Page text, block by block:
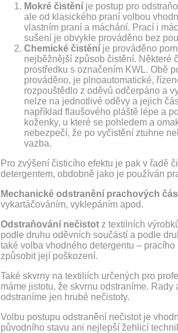
Mokré čistění je postup pro
ale od klasického praní volbou
vlastním praní a máchání. Prací i
sušení je obvykle prováděno bez
Chemické čistění je prováděno
nejběžnější způsob čistění. Některé
prostředku s označením KWL. Obě
prováděno, je plnoautomatické,
rozpouštědlo z oděvů odčerpáno a
nelze na jednotlivé oděvy a jejich
například flaušového pláště lépe a
koženky, u které se pohledem a
nebezpečí, že po vyčistění ztuhne
vazba.
Pro zvýšení čisticího efektu je pak v řadě
detergentem, obdobně jako je používán
Mechanické odstranění prachových
vykartáčováním, vyklepáním apod.
Odstraňování nečistot z textilních
podle druhu oděvních součástí a podle
také volba vhodného detergentu –
způsobit její poškození.
Také skvrny na textiliích určených pro
máme jistotu, že skvrnu odstraníme.
odstraníme jen hrubé nečistoty.
Volbu postupu odstranění nečistot je
původního stavu ani nejlepší žehlicí